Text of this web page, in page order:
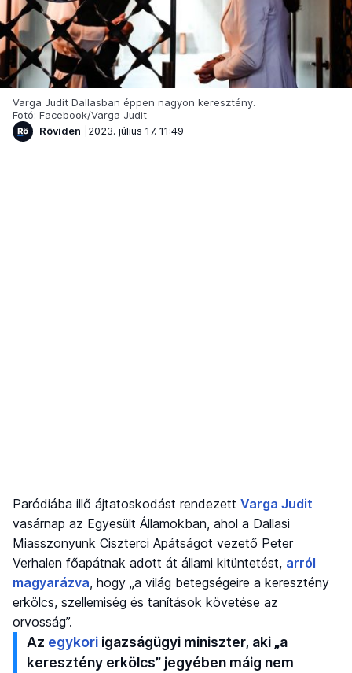
Varga Judit Dallasban éppen nagyon keresztény.
Fotó: Facebook/Varga Judit
Röviden
2023. július 17. 11:49
Paródiába illő ájtatoskodást rendezett Varga Judit
vasárnap az Egyesült Államokban, ahol a Dallasi
Miasszonyunk Ciszterci Apátságot vezető Peter
Verhalen főapátnak adott át állami kitüntetést, arról
magyarázva, hogy „a világ betegségeire a keresztény
erkölcs, szellemiség és tanítások követése az
orvosság”.
Az egykori igazságügyi miniszter, aki „a
keresztény erkölcs” jegyében máig nem